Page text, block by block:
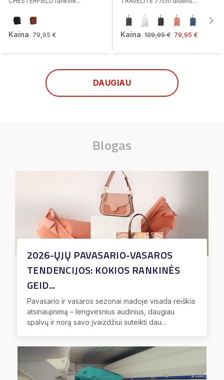
Kaina 79,95 € Kaina 129,95 € 79,95 €
DAUGIAU
Blogas
2026-ŲJŲ PAVASARIO-VASAROS
TENDENCIJOS: KOKIOS RANKINĖS
GEID...
Pavasario ir vasaros sezonai madoje visada reiškia
atsinaujinimą – lengvesnius audinius, daugiau
spalvų ir norą savo įvaizdžiui suteikti dau...